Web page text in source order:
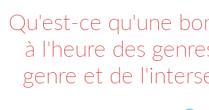
Qu'est-ce qu'une
à l'heure des
genre et de